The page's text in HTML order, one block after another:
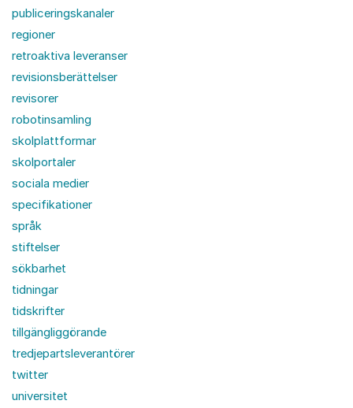
publiceringskanaler
regioner
retroaktiva leveranser
revisionsberättelser
revisorer
robotinsamling
skolplattformar
skolportaler
sociala medier
specifikationer
språk
stiftelser
sökbarhet
tidningar
tidskrifter
tillgängliggörande
tredjepartsleverantörer
twitter
universitet